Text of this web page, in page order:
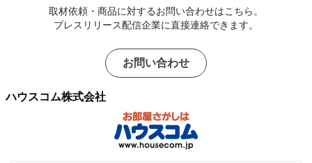
取材依頼・商品に対するお問い合わせはこちら。
プレスリリース配信企業に直接連絡できます。
お問い合わせ
ハウスコム株式会社